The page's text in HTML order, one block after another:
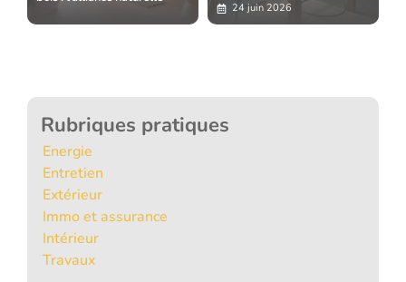
24 juin 2026
Rubriques pratiques
Energie
Entretien
Extérieur
Immo et assurance
Intérieur
Travaux